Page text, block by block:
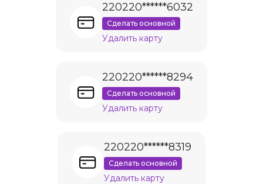
220220******6032
Сделать основной
Удалить карту
220220******8294
Сделать основной
Удалить карту
220220******8319
Сделать основной
Удалить карту